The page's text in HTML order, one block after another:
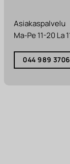
Asiakaspalvelu
Ma-Pe 11-20 La
044 989 3706